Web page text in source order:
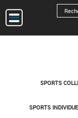
SPORTS
SPORTS